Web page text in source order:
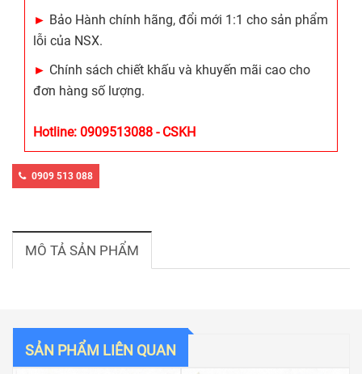
► Bảo Hành chính hãng, đổi mới 1:1 cho sản phẩm
lỗi của NSX.
► Chính sách chiết khấu và khuyến mãi cao cho
đơn hàng số lượng.
Hotline: 0909513088 - CSKH
0909 513 088
MÔ TẢ SẢN PHẨM
SẢN PHẨM LIÊN QUAN